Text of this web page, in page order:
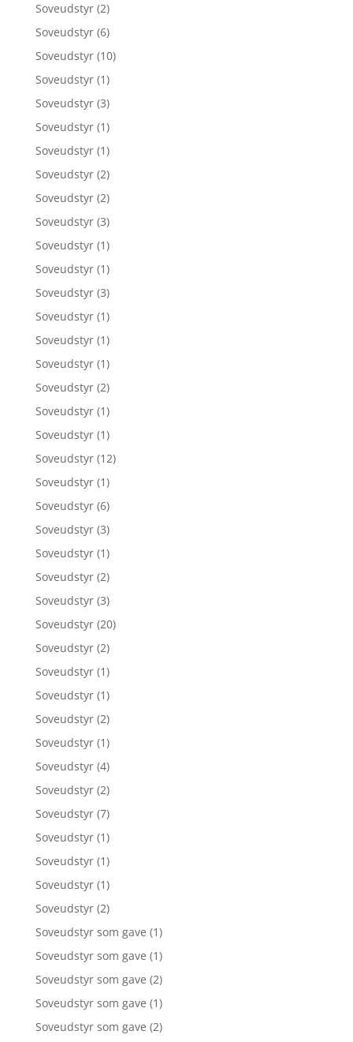
Soveudstyr (2)
Soveudstyr (6)
Soveudstyr (10)
Soveudstyr (1)
Soveudstyr (3)
Soveudstyr (1)
Soveudstyr (1)
Soveudstyr (2)
Soveudstyr (2)
Soveudstyr (3)
Soveudstyr (1)
Soveudstyr (1)
Soveudstyr (3)
Soveudstyr (1)
Soveudstyr (1)
Soveudstyr (1)
Soveudstyr (2)
Soveudstyr (1)
Soveudstyr (1)
Soveudstyr (12)
Soveudstyr (1)
Soveudstyr (6)
Soveudstyr (3)
Soveudstyr (1)
Soveudstyr (2)
Soveudstyr (3)
Soveudstyr (20)
Soveudstyr (2)
Soveudstyr (1)
Soveudstyr (1)
Soveudstyr (2)
Soveudstyr (1)
Soveudstyr (4)
Soveudstyr (2)
Soveudstyr (7)
Soveudstyr (1)
Soveudstyr (1)
Soveudstyr (1)
Soveudstyr (2)
Soveudstyr som gave (1)
Soveudstyr som gave (1)
Soveudstyr som gave (2)
Soveudstyr som gave (1)
Soveudstyr som gave (2)